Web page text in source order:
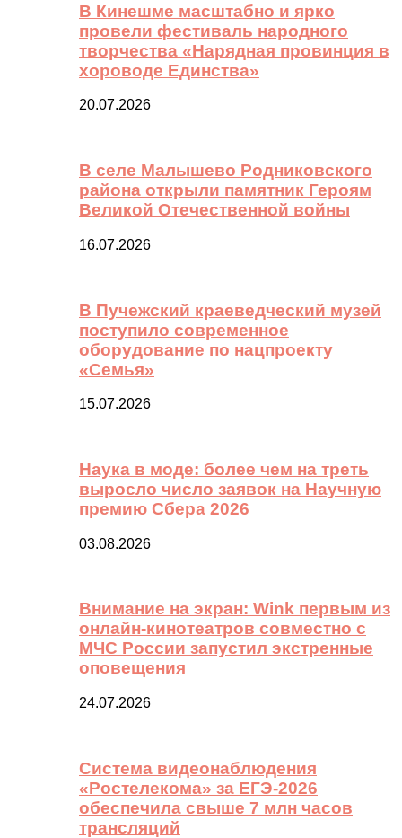
В Кинешме масштабно и ярко
провели фестиваль народного
творчества «Нарядная провинция в
хороводе Единства»
20.07.2026
В селе Малышево Родниковского
района открыли памятник Героям
Великой Отечественной войны
16.07.2026
В Пучежский краеведческий музей
поступило современное
оборудование по нацпроекту
«Семья»
15.07.2026
Наука в моде: более чем на треть
выросло число заявок на Научную
премию Сбера 2026
03.08.2026
Внимание на экран: Wink первым из
онлайн-кинотеатров совместно с
МЧС России запустил экстренные
оповещения
24.07.2026
Система видеонаблюдения
«Ростелекома» за ЕГЭ-2026
обеспечила свыше 7 млн часов
трансляций